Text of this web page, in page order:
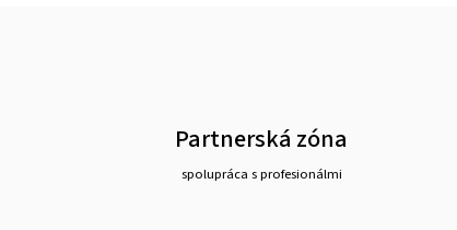
Partnerská zóna
spolupráca s profesionálmi